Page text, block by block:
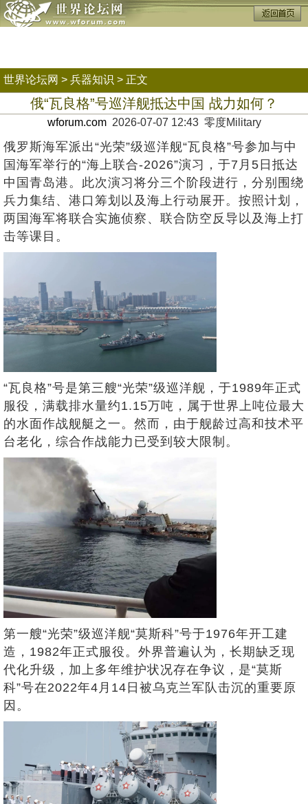
世界论坛网 > 兵器知识 > 正文
俄“瓦良格”号巡洋舰抵达中国 战力如何？
wforum.com2026-07-07 12:43 零度Military
俄罗斯海军派出“光荣”级巡洋舰“瓦良格”号参加与中
国海军举行的“海上联合-2026”演习，于7月5日抵达
中国青岛港。此次演习将分三个阶段进行，分别围绕
兵力集结、港口筹划以及海上行动展开。按照计划，
两国海军将联合实施侦察、联合防空反导以及海上打
击等课目。
“瓦良格”号是第三艘“光荣”级巡洋舰，于1989年正式
服役，满载排水量约1.15万吨，属于世界上吨位最大
的水面作战舰艇之一。然而，由于舰龄过高和技术平
台老化，综合作战能力已受到较大限制。
第一艘“光荣”级巡洋舰“莫斯科”号于1976年开工建
造，1982年正式服役。外界普遍认为，长期缺乏现
代化升级，加上多年维护状况存在争议，是“莫斯
科”号在2022年4月14日被乌克兰军队击沉的重要原
因。